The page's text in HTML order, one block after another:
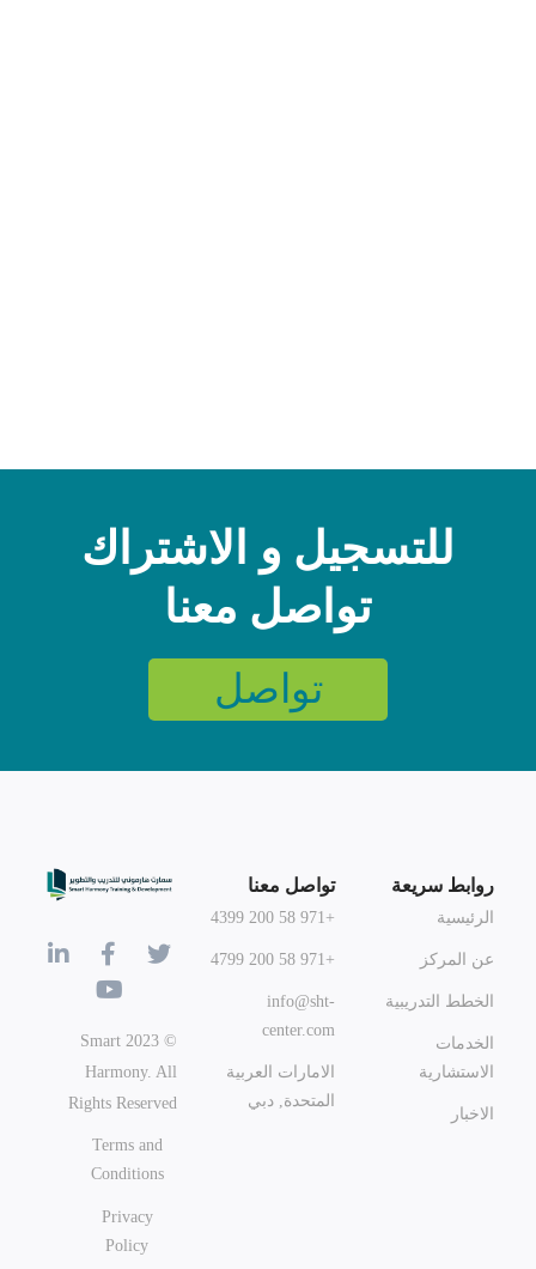
للتسجيل و الاشتراك
تواصل معنا
تواصل
روابط سريعة
الرئيسية
عن المركز
الخطط التدريبية
الخدمات
الاستشارية
الاخبار
تواصل معنا
+971 58 200 4399
+971 58 200 4799
info@sht-
center.com
الامارات العربية
المتحدة, دبي
© 2023 Smart
Harmony. All
Rights Reserved
Terms and
Conditions
Privacy
Policy